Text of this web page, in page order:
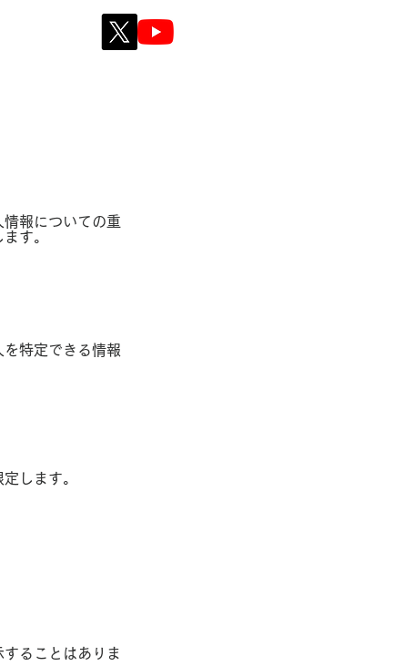
報についての重
す。
特定できる情報
します。
ることはありま